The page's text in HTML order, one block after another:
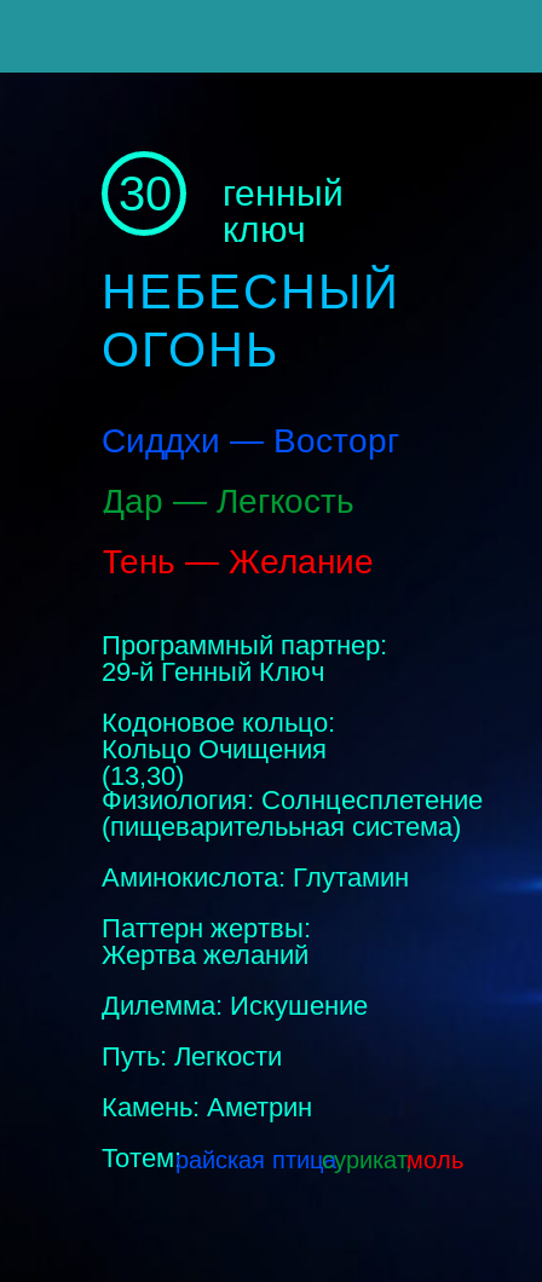
генный
ключ
30
НЕБЕСНЫЙ
ОГОНЬ
Программный партнер:
29-й Генный Ключ
Кодоновое кольцо:
Кольцо Очищения
(13,30)
Физиология: Солнцесплетение
(пищеварителььная система)
Аминокислота: Глутамин
Паттерн жертвы:
Жертва желаний
Дилемма: Искушение
Тотем:райская птица,сурикат,моль
Сиддхи — Восторг
Дар — Легкость
Тень — Желание
Путь: Легкости
Камень: Аметрин